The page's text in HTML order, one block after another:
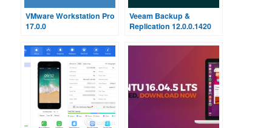
VMware Workstation Pro
17.0.0
Veeam Backup &
Replication 12.0.0.1420